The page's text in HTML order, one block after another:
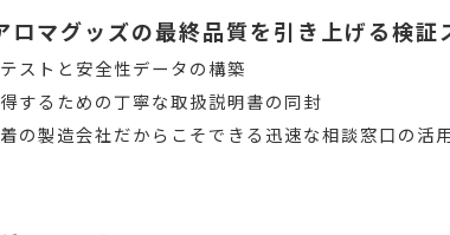
ロマグッズの最終品質を引き上げる検証
ストと安全性データの構築
するための丁寧な取扱説明書の同封
の製造会社だからこそできる迅速な相談窓口の活